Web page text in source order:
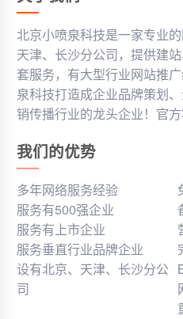
北京小喷泉科技是一家专业
天津、长沙分公司，提供建
套服务，有大型行业网站推
泉科技打造成企业品牌策划
销传播行业的龙头企业！官
我们的优势
多年网络服务经验
服务有500强企业
服务有上市企业
服务垂直行业品牌企业
设有北京、天津、长沙分公
司